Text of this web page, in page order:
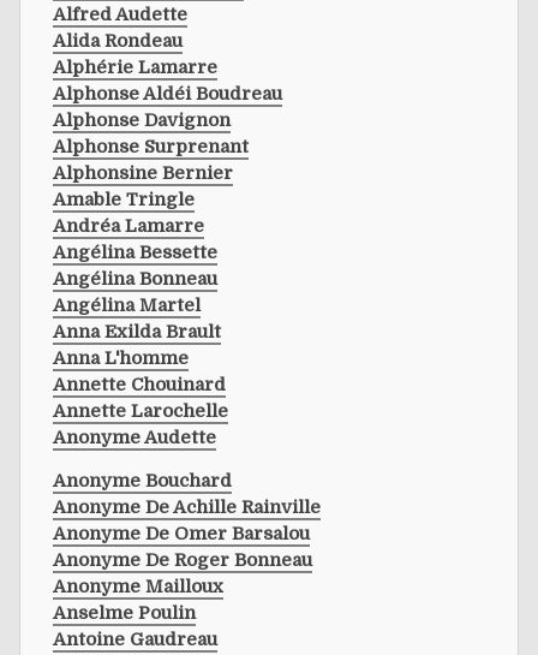
Alfred Audette
Alida Rondeau
Alphérie Lamarre
Alphonse Aldéi Boudreau
Alphonse Davignon
Alphonse Surprenant
Alphonsine Bernier
Amable Tringle
Andréa Lamarre
Angélina Bessette
Angélina Bonneau
Angélina Martel
Anna Exilda Brault
Anna L'homme
Annette Chouinard
Annette Larochelle
Anonyme Audette
Anonyme Bouchard
Anonyme De Achille Rainville
Anonyme De Omer Barsalou
Anonyme De Roger Bonneau
Anonyme Mailloux
Anselme Poulin
Antoine Gaudreau